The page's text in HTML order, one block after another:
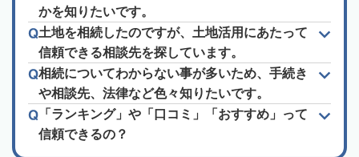
かを知りたいです。
土地を相続したのですが、土地活用にあたって
信頼できる相談先を探しています。
相続についてわからない事が多いため、手続き
や相談先、法律など色々知りたいです。
「ランキング」や「口コミ」「おすすめ」って
信頼できるの？